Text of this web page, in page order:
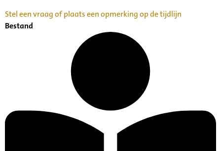
Stel een vraag of plaats een opmerking op de tijdlijn
Bestand